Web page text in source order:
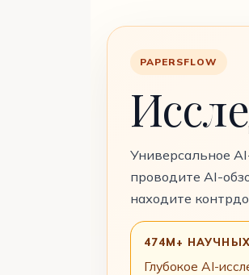
PAPERSFLOW
Универсальное
проводите AI-
находите
474M+
Глубокое AI-